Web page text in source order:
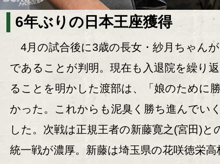
6年ぶりの日本王座獲得
4月の試合後に3歳の長女・紗月ちゃん
であることが判明。現在も入退院を繰り
ることを明かした渡部は、「娘のために
かった。これからも泥臭く勝ち進んでい
した。次戦は正規王者の新藤寛之(宮田)と
統一戦が濃厚。新藤は埼玉県の花咲徳栄高